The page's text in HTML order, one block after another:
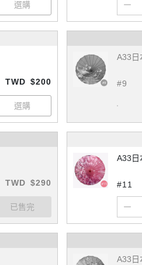
TWD $200
A33日
#9
TWD $290
A33日
#11
A33日